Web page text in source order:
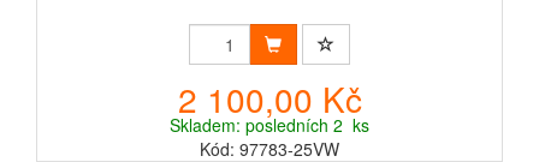
2 100,00 Kč
Skladem: posledních 2 ks
Kód: 97783-25VW